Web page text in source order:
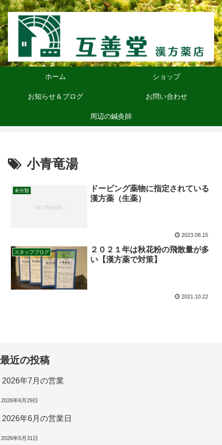
ホーム ショップ
お知らせ＆ブログ お問い合わせ
周辺の鍼灸師
小青竜湯
未分類
ドーピング薬物に指定されている
漢方薬（生薬）
2023.08.15
スタッフブログ
２０２１年は秋花粉の飛散量が多
い【漢方薬で対策】
2021.10.22
最近の投稿
2026年7月の営業
2026年6月29日
2026年6月の営業日
2026年5月31日